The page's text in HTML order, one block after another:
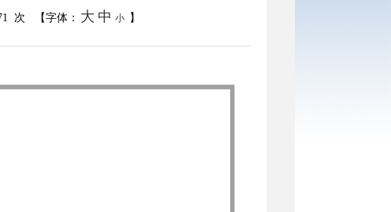
次 【字体： 大 中 小 】